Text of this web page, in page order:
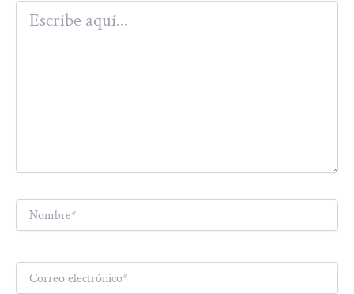
Escribe
aquí...
Nombre*
Correo
electrónico*